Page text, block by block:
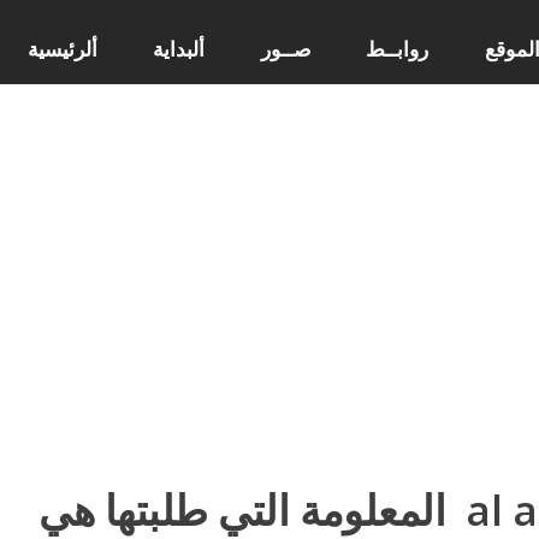
ألرئيسية ألبداية صــور روابــط
المعلومة التي طلبتها هي al